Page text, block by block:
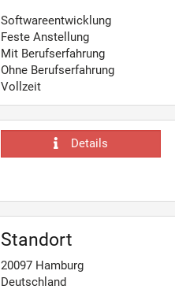
Softwareentwicklung
Feste Anstellung
Mit Berufserfahrung
Ohne Berufserfahrung
Vollzeit
Details
Standort
20097 Hamburg
Deutschland